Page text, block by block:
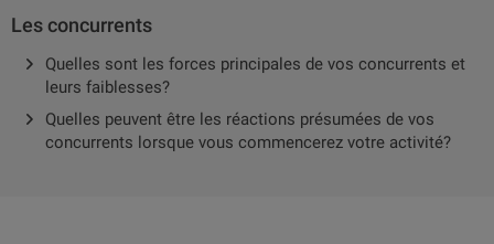
Les concurrents
Quelles sont les forces principales de vos concurrents et
leurs faiblesses?
Quelles peuvent être les réactions présumées de vos
concurrents lorsque vous commencerez votre activité?